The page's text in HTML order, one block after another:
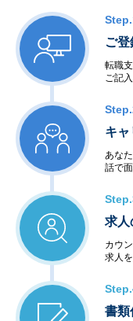
ご登
転職
ご記
キ
あな
話で
求人
カウ
求人
書類